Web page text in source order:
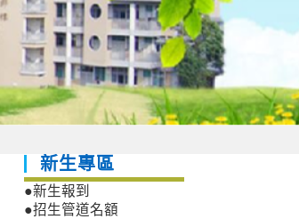
新生專區
●新生報到
●招生管道名額